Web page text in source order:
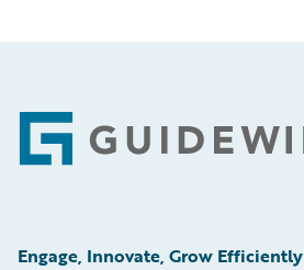
Footer
Engage, Innovate, Grow Efficiently